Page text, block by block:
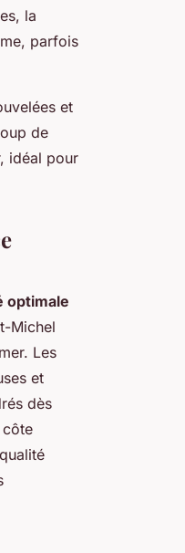
la
parfois
et
de
idéal pour
optimale
Michel
Les
et
dès
côte